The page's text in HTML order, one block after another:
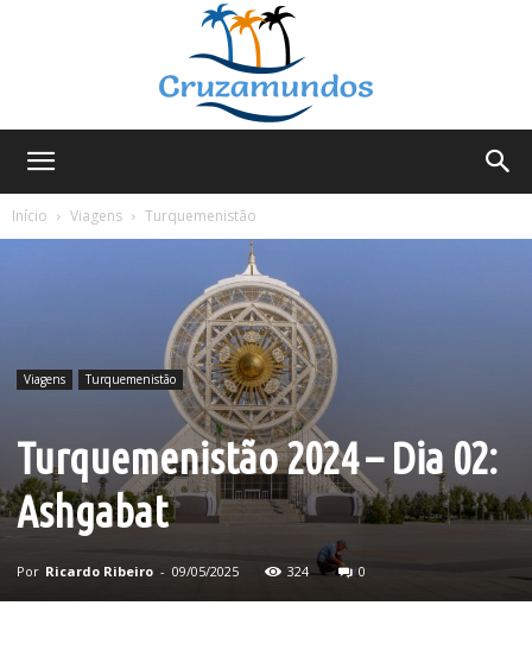
Início
Viagens Turquemenistão
Viagens Turquemenistão
Turquemenistão 2024 – Dia 02:
Ashgabat
Por Ricardo Ribeiro - 09/05/2025 324 0